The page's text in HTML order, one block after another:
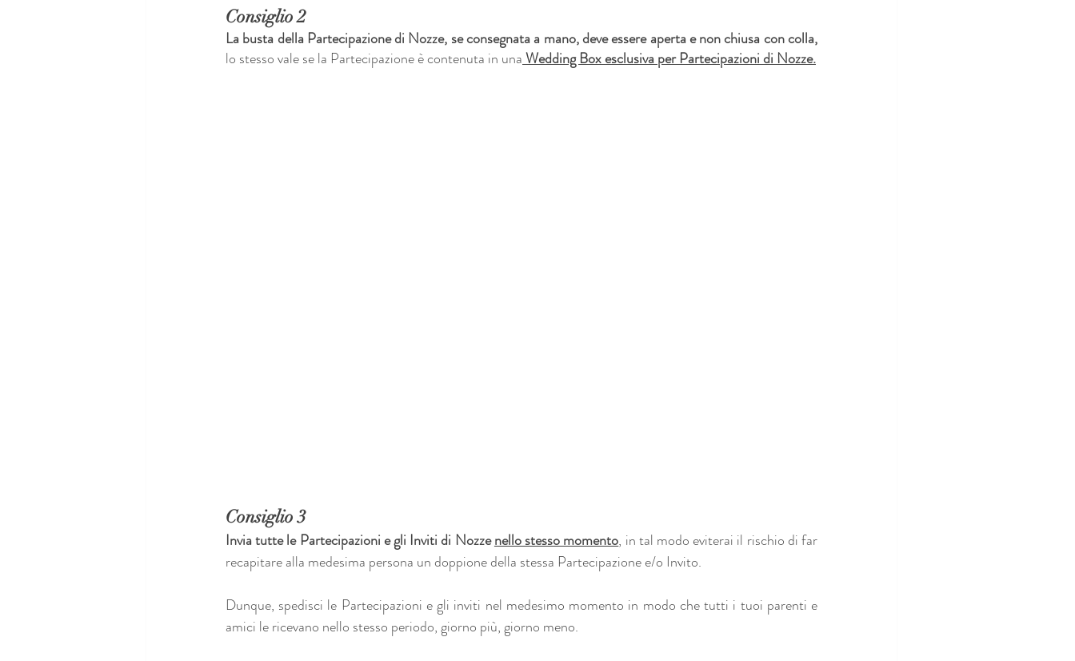
Consiglio 2
La busta della Partecipazione di Nozze, se consegnata a mano, deve essere aperta e non chiusa con colla,
lo stesso vale se la Partecipazione è contenuta in una Wedding Box esclusiva per Partecipazioni di Nozze.
Consiglio 3
Invia tutte le Partecipazioni e gli Inviti di Nozze nello stesso momento, in tal modo eviterai il rischio di far
recapitare alla medesima persona un doppione della stessa Partecipazione e/o Invito.
Dunque, spedisci le Partecipazioni e gli inviti nel medesimo momento in modo che tutti i tuoi parenti e
amici le ricevano nello stesso periodo, giorno più, giorno meno.